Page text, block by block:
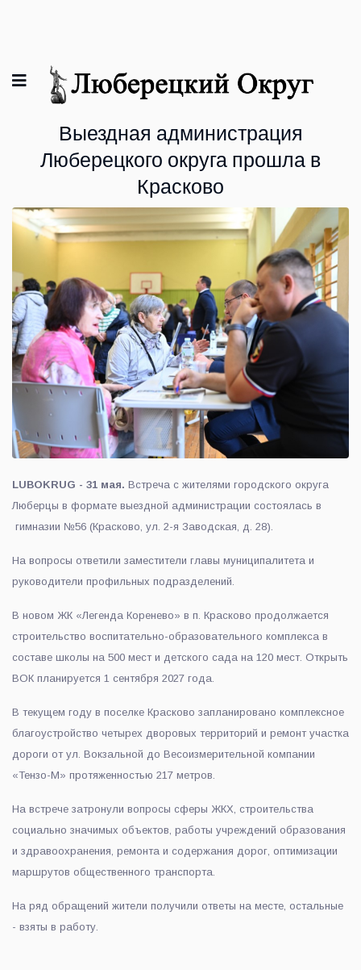
Выездная администрация
Люберецкого округа прошла в
Красково
LUBOKRUG - 31 мая. Встреча с жителями городского округа
Люберцы в формате выездной администрации состоялась в
гимназии №56 (Красково, ул. 2-я Заводская, д. 28).
На вопросы ответили заместители главы муниципалитета и
руководители профильных подразделений.
В новом ЖК «Легенда Коренево» в п. Красково продолжается
строительство воспитательно-образовательного комплекса в
составе школы на 500 мест и детского сада на 120 мест. Открыть
ВОК планируется 1 сентября 2027 года.
В текущем году в поселке Красково запланировано комплексное
благоустройство четырех дворовых территорий и ремонт участка
дороги от ул. Вокзальной до Весоизмерительной компании
«Тензо-М» протяженностью 217 метров.
На встрече затронули вопросы сферы ЖКХ, строительства
социально значимых объектов, работы учреждений образования
и здравоохранения, ремонта и содержания дорог, оптимизации
маршрутов общественного транспорта.
На ряд обращений жители получили ответы на месте, остальные
- взяты в работу.